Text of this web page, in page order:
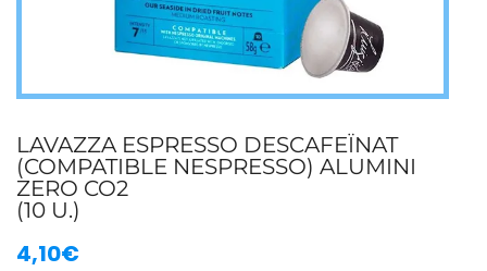
LAVAZZA ESPRESSO DESCAFEÏNAT
(COMPATIBLE NESPRESSO) ALUMINI
ZERO CO2
(10 U.)
4,10€